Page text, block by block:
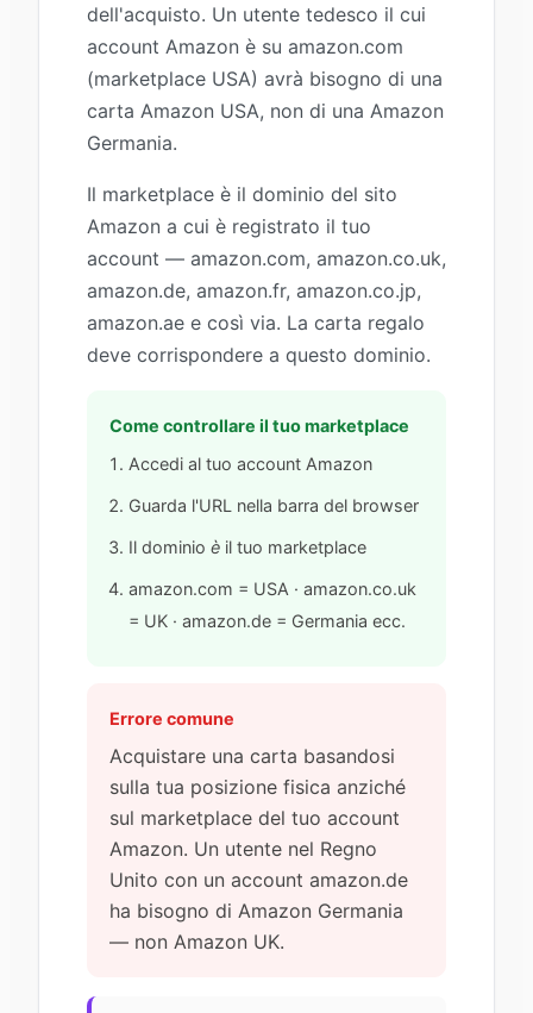
dell'acquisto. Un utente tedesco il cui
account Amazon è su amazon.com
(marketplace USA) avrà bisogno di una
carta Amazon USA, non di una Amazon
Germania.
Il marketplace è il dominio del sito
Amazon a cui è registrato il tuo
account — amazon.com, amazon.co.uk,
amazon.de, amazon.fr, amazon.co.jp,
amazon.ae e così via. La carta regalo
deve corrispondere a questo dominio.
Come controllare il tuo marketplace
Accedi al tuo account Amazon
Guarda l'URL nella barra del browser
Il dominio è il tuo marketplace
amazon.com = USA · amazon.co.uk
= UK · amazon.de = Germania ecc.
Errore comune
Acquistare una carta basandosi
sulla tua posizione fisica anziché
sul marketplace del tuo account
Amazon. Un utente nel Regno
Unito con un account amazon.de
ha bisogno di Amazon Germania
— non Amazon UK.